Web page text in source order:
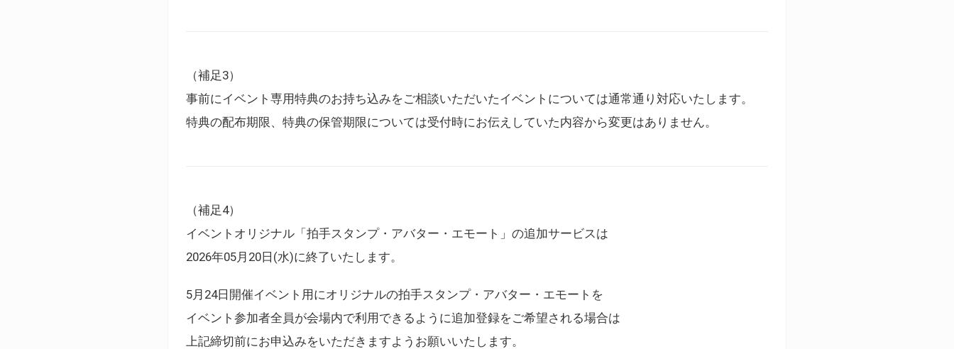
（補足3）
事前にイベント専用特典のお持ち込みをご相談いただいたイベントについては通常通り対応いたします。
特典の配布期限、特典の保管期限については受付時にお伝えしていた内容から変更はありません。
（補足4）
イベントオリジナル「拍手スタンプ・アバター・エモート」の追加サービスは
2026年05月20日(水)に終了いたします。
5月24日開催イベント用にオリジナルの拍手スタンプ・アバター・エモートを
イベント参加者全員が会場内で利用できるように追加登録をご希望される場合は
上記締切前にお申込みをいただきますようお願いいたします。